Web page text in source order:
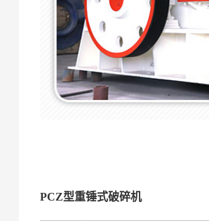
PCZ型重锤式破碎机